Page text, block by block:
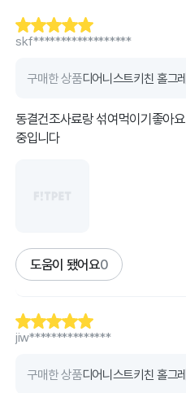
skf******************
구매한 상품디어니스트키친 홀그
동결건조사료랑 섞여먹이기좋아
중입니다
도움이 됐어요0
jiw***************
구매한 상품디어니스트키친 홀그